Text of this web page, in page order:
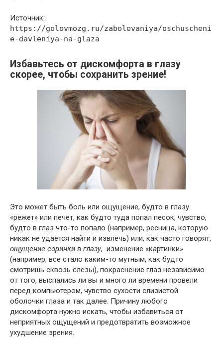
Источник:
https://golovmozg.ru/zabolevaniya/oschuscheni
e-davleniya-na-glaza
Избавьтесь от дискомфорта в глазу
скорее, чтобы сохранить зрение!
Это может быть боль или ощущение, будто в глазу
«режет» или печет, как будто туда попал песок, чувство,
будто в глаз что-то попало (например, ресница, которую
никак не удается найти и извлечь) или, как часто говорят,
ощущение соринки в глазу, изменение «картинки»
(например, все стало каким-то мутным, как будто
смотришь сквозь слезы), покраснение глаз независимо
от того, выспались ли вы и много ли времени провели
перед компьютером, чувство сухости слизистой
оболочки глаза и так далее. Причину любого
дискомфорта нужно искать, чтобы избавиться от
неприятных ощущений и предотвратить возможное
ухудшение зрения.